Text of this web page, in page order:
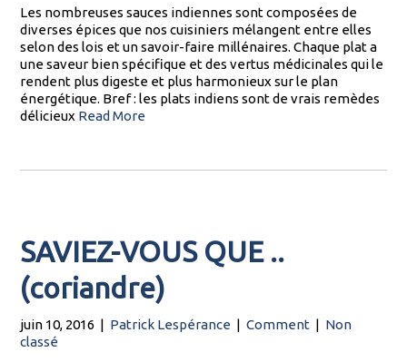
Les nombreuses sauces indiennes sont composées de
diverses épices que nos cuisiniers mélangent entre elles
selon des lois et un savoir-faire millénaires. Chaque plat a
une saveur bien spécifique et des vertus médicinales qui le
rendent plus digeste et plus harmonieux sur le plan
énergétique. Bref : les plats indiens sont de vrais remèdes
délicieux Read More
SAVIEZ-VOUS QUE ..
(coriandre)
juin 10, 2016 | Patrick Lespérance |Comment | Non
classé